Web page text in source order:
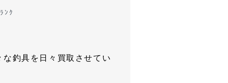
ｸ
釣具を日々買取させてい